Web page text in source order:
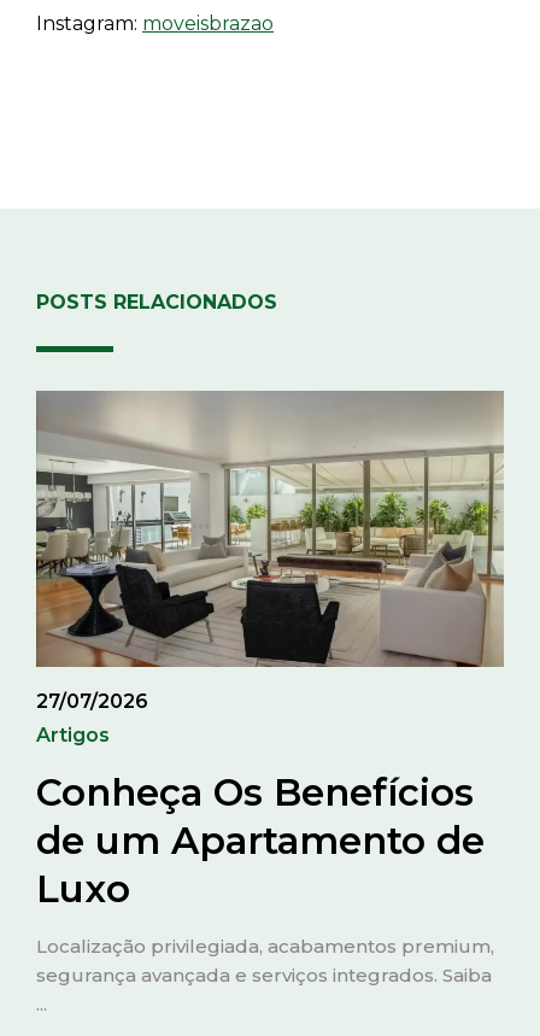
Instagram: moveisbrazao
POSTS RELACIONADOS
27/07/2026
Artigos
Conheça Os Benefícios
de um Apartamento de
Luxo
Localização privilegiada, acabamentos premium,
segurança avançada e serviços integrados. Saiba
...